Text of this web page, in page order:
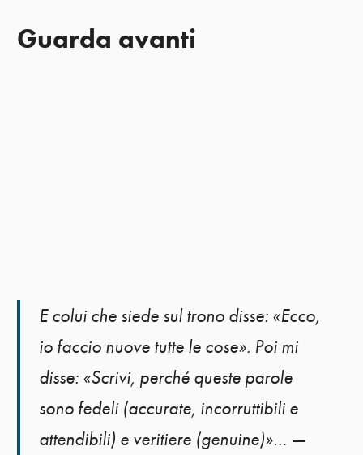
Guarda avanti
E colui che siede sul trono disse: «Ecco,
io faccio nuove tutte le cose». Poi mi
disse: «Scrivi, perché queste parole
sono fedeli (accurate, incorruttibili e
attendibili) e veritiere (genuine)»… —